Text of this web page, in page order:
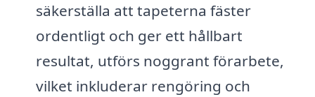
säkerställa att tapeterna fäster
ordentligt och ger ett hållbart
resultat, utförs noggrant förarbete,
vilket inkluderar rengöring och